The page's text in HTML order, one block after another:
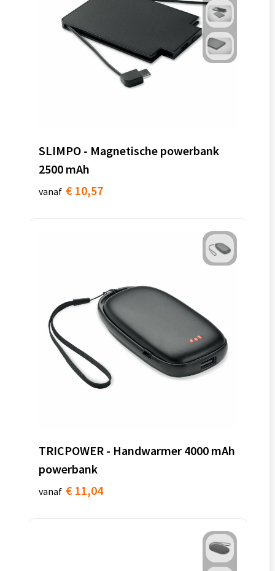
SLIMPO - Magnetische powerbank
2500 mAh
vanaf € 10,57
TRICPOWER - Handwarmer 4000 mAh
powerbank
vanaf € 11,04